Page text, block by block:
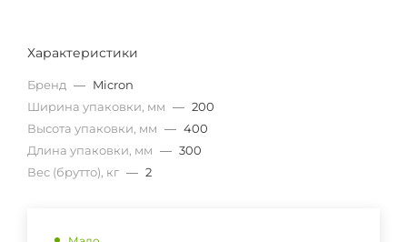
Характеристики
Бренд — Micron
Ширина упаковки, мм — 200
Высота упаковки, мм — 400
Длина упаковки, мм — 300
Вес (брутто), кг — 2